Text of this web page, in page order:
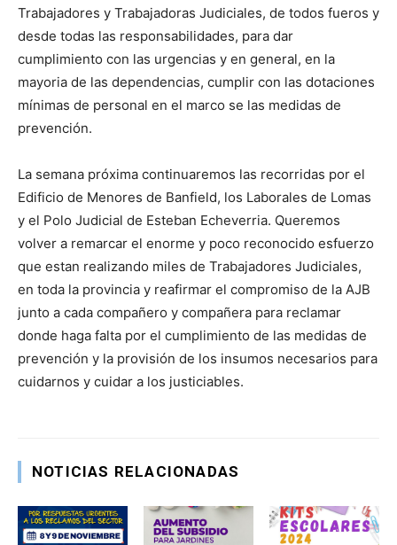
Trabajadores y Trabajadoras Judiciales, de todos fueros y
desde todas las responsabilidades, para dar
cumplimiento con las urgencias y en general, en la
mayoria de las dependencias, cumplir con las dotaciones
mínimas de personal en el marco se las medidas de
prevención.
La semana próxima continuaremos las recorridas por el
Edificio de Menores de Banfield, los Laborales de Lomas
y el Polo Judicial de Esteban Echeverria. Queremos
volver a remarcar el enorme y poco reconocido esfuerzo
que estan realizando miles de Trabajadores Judiciales,
en toda la provincia y reafirmar el compromiso de la AJB
junto a cada compañero y compañera para reclamar
donde haga falta por el cumplimiento de las medidas de
prevención y la provisión de los insumos necesarios para
cuidarnos y cuidar a los justiciables.
NOTICIAS RELACIONADAS